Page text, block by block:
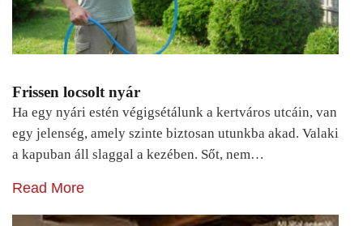
Frissen locsolt nyár
Ha egy nyári estén végigsétálunk a kertváros utcáin, van
egy jelenség, amely szinte biztosan utunkba akad. Valaki
a kapuban áll slaggal a kezében. Sőt, nem…
Read More